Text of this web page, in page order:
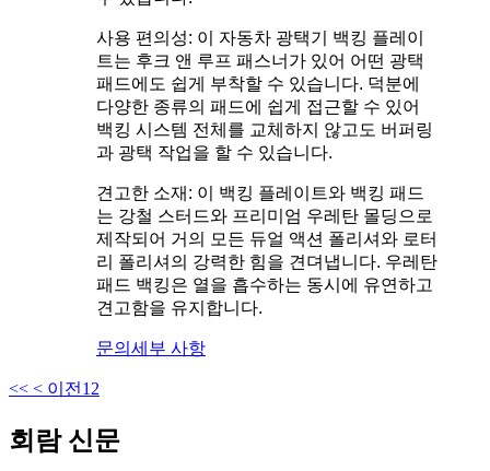
사용 편의성: 이 자동차 광택기 백킹 플레이
트는 후크 앤 루프 패스너가 있어 어떤 광택
패드에도 쉽게 부착할 수 있습니다. 덕분에
다양한 종류의 패드에 쉽게 접근할 수 있어
백킹 시스템 전체를 교체하지 않고도 버퍼링
과 광택 작업을 할 수 있습니다.
견고한 소재: 이 백킹 플레이트와 백킹 패드
는 강철 스터드와 프리미엄 우레탄 몰딩으로
제작되어 거의 모든 듀얼 액션 폴리셔와 로터
리 폴리셔의 강력한 힘을 견뎌냅니다. 우레탄
패드 백킹은 열을 흡수하는 동시에 유연하고
견고함을 유지합니다.
문의 세부 사항
<< < 이전 1 2
회람 신문